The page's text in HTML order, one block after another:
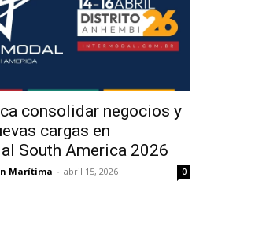
consolidar negocios y
cargas en
South America 2026
Marítima - abril 15, 2026 0